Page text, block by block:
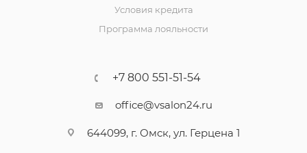
Условия кредита
Программа лояльности
+7 800 551-51-54
office@vsalon24.ru
644099, г. Омск, ул. Герцена 1